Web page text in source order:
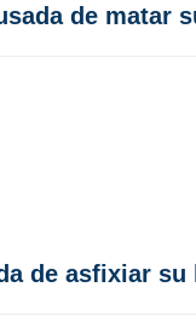
de matar
de asfixiar su